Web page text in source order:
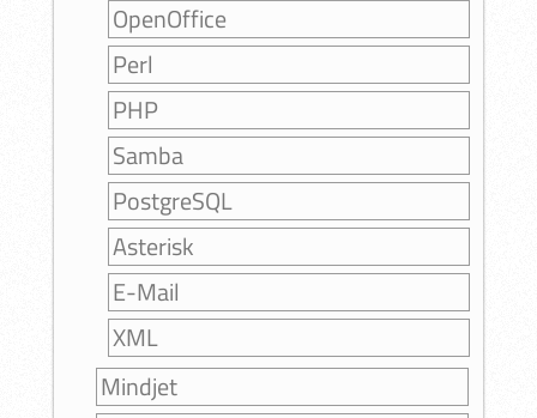
OpenOffice
Perl
PHP
Samba
PostgreSQL
Asterisk
E-Mail
XML
Mindjet